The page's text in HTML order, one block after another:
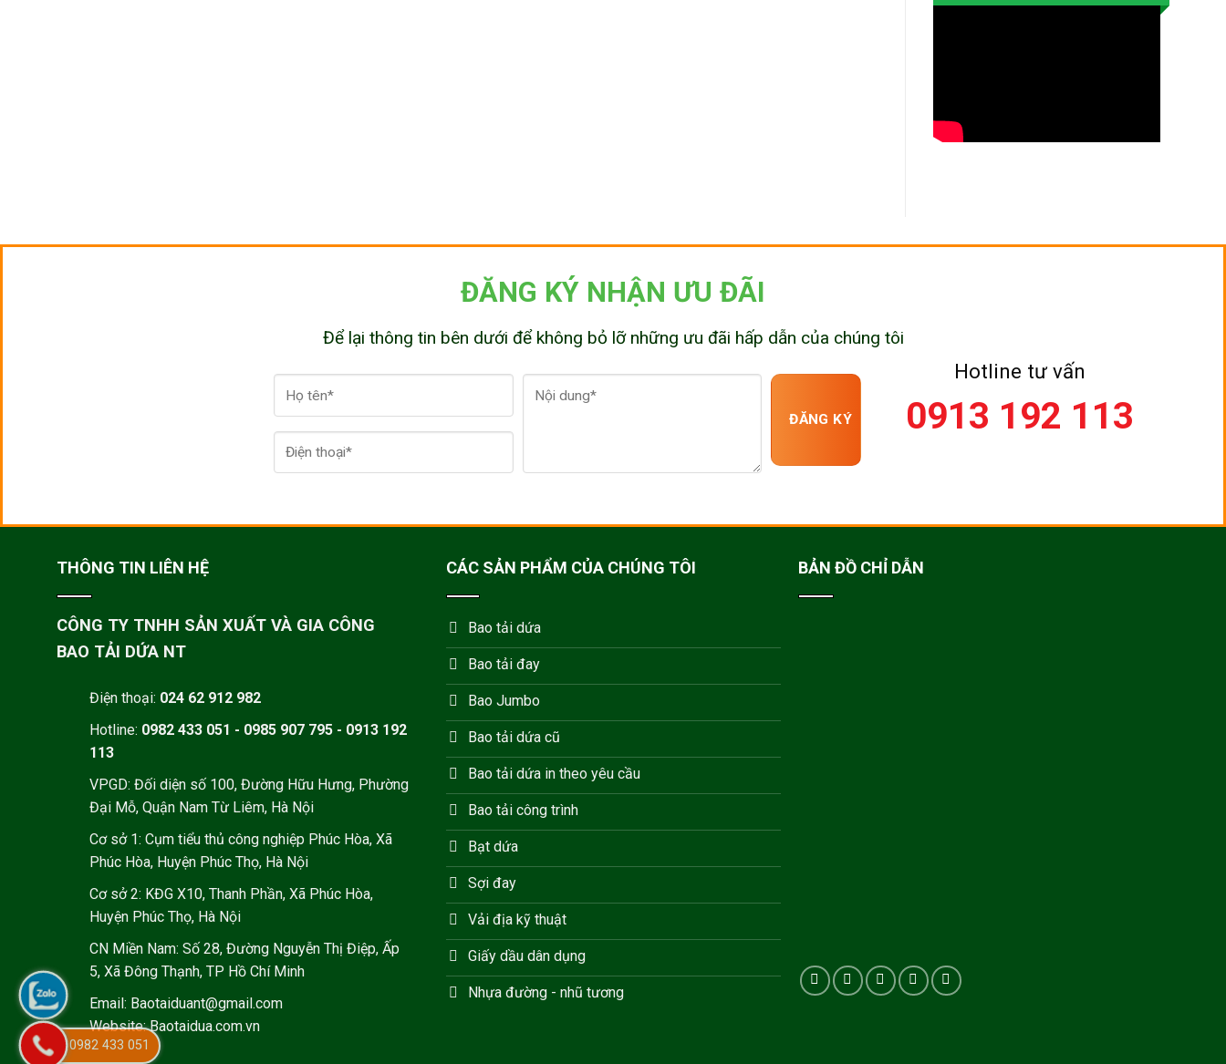
ĐĂNG KÝ NHẬN ƯU ĐÃI
Để lại thông tin bên dưới để không bỏ lỡ những ưu đãi hấp dẫn của chúng tôi
Hotline tư vấn
0913 192 113
THÔNG TIN LIÊN HỆ
CÔNG TY TNHH SẢN XUẤT VÀ GIA CÔNG
BAO TẢI DỨA NT
Điện thoại: 024 62 912 982
Hotline: 0982 433 051 - 0985 907 795 - 0913 192
113
VPGD: Đối diện số 100, Đường Hữu Hưng, Phường
Đại Mỗ, Quận Nam Từ Liêm, Hà Nội
Cơ sở 1: Cụm tiểu thủ công nghiệp Phúc Hòa, Xã
Phúc Hòa, Huyện Phúc Thọ, Hà Nội
Cơ sở 2: KĐG X10, Thanh Phần, Xã Phúc Hòa,
Huyện Phúc Thọ, Hà Nội
CN Miền Nam: Số 28, Đường Nguyễn Thị Điệp, Ấp
5, Xã Đông Thạnh, TP Hồ Chí Minh
Email: Baotaiduant@gmail.com
Website: Baotaidua.com.vn
CÁC SẢN PHẨM CỦA CHÚNG TÔI
Bao tải dứa
Bao tải đay
Bao Jumbo
Bao tải dứa cũ
Bao tải dứa in theo yêu cầu
Bao tải công trình
Bạt dứa
Sợi đay
Vải địa kỹ thuật
Giấy dầu dân dụng
Nhựa đường - nhũ tương
BẢN ĐỒ CHỈ DẪN
0982 433 051